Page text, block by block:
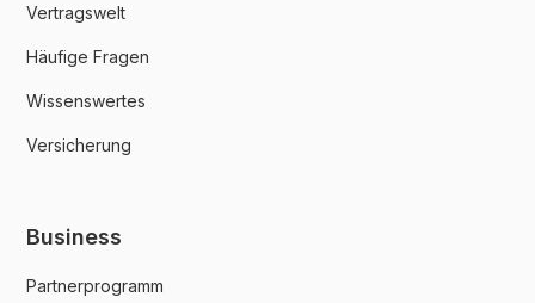
Vertragswelt
Häufige Fragen
Wissenswertes
Versicherung
Business
Partnerprogramm